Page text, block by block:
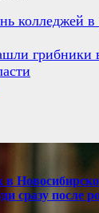
колледжей
грибники
сразу после